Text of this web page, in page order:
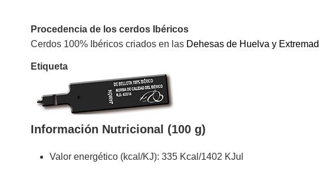
Procedencia de los cerdos Ibéricos
Cerdos 100% Ibéricos criados en las Dehesas de Huelva y
Etiqueta
Información Nutricional (100 g)
Valor energético (kcal/KJ): 335 Kcal/1402 KJul